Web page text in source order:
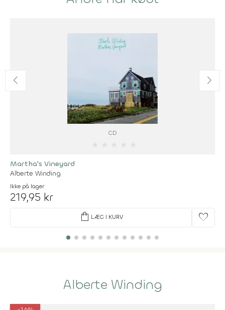
CD
Martha's Vineyard
Alberte Winding
Ikke på lager
219,95 kr
shopping_bag LÆG I KURV favorite
Alberte Winding